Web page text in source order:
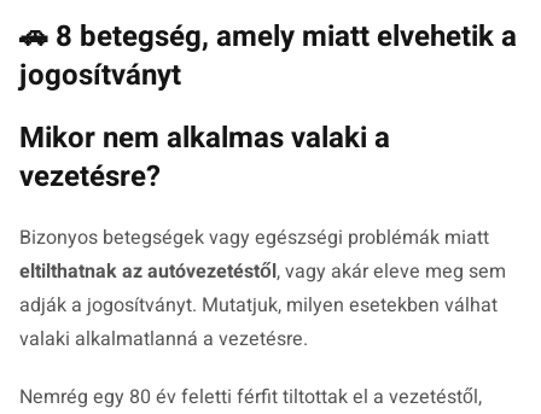
🚗 8 betegség, amely miatt elvehetik a
jogosítványt
Mikor nem alkalmas valaki a
vezetésre?
Bizonyos betegségek vagy egészségi problémák miatt
eltilthatnak az autóvezetéstől, vagy akár eleve meg sem
adják a jogosítványt. Mutatjuk, milyen esetekben válhat
valaki alkalmatlanná a vezetésre.
Nemrég egy 80 év feletti férfit tiltottak el a vezetéstől,